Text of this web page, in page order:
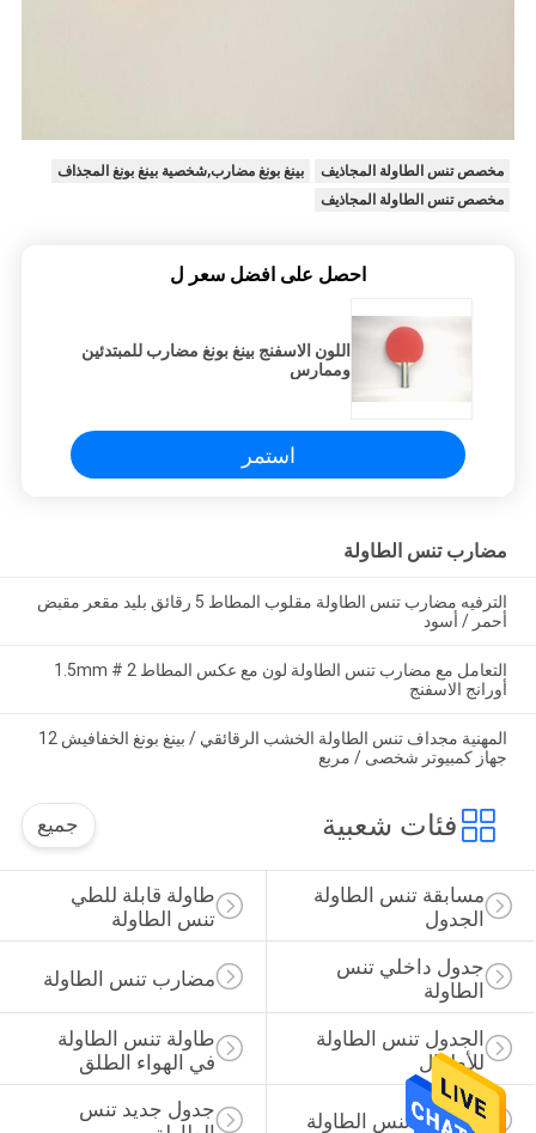
مخصص تنس الطاولة المجاذيف
بينغ بونغ مضارب,شخصية بينغ بونغ المجذاف
مخصص تنس الطاولة المجاذيف
احصل على افضل سعر ل
اللون الاسفنج بينغ بونغ مضارب للمبتدئين
وممارس
استمر
مضارب تنس الطاولة
الترفيه مضارب تنس الطاولة مقلوب المطاط 5 رقائق بليد مقعر مقبض
أحمر / أسود
التعامل مع مضارب تنس الطاولة لون مع عكس المطاط 1.5mm # 2
أورانج الاسفنج
المهنية مجداف تنس الطاولة الخشب الرقائقي / بينغ بونغ الخفافيش 12
جهاز كمبيوتر شخصى / مربع
فئات شعبية جميع
طاولة قابلة للطي
تنس الطاولة
مسابقة تنس الطاولة
الجدول
مضارب تنس الطاولة
جدول داخلي تنس
الطاولة
طاولة تنس الطاولة
في الهواء الطلق
الجدول تنس الطاولة
للأطفال
جدول جديد تنس
مجموعة تنس الطاولة